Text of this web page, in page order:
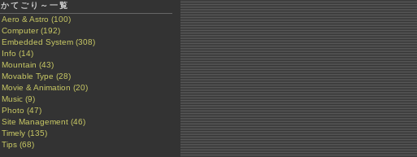
かてごり～一覧
Aero & Astro (100)
Computer (192)
Embedded System (308)
Info (14)
Mountain (43)
Movable Type (28)
Movie & Animation (20)
Music (9)
Photo (47)
Site Management (46)
Timely (135)
Tips (68)